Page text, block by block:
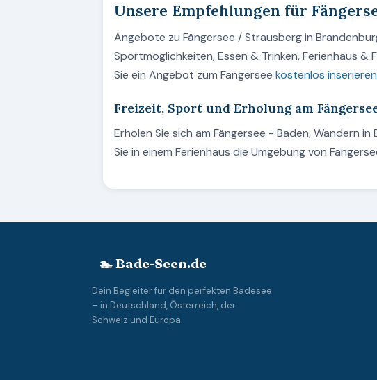
Unsere Empfehlungen für
Angebote zu Fängersee / Strausberg in
Sportmöglichkeiten, Essen & Trinken, Ferienhaus &
Sie ein Angebot zum Fängersee kostenlos inserieren
Freizeit, Sport und Erholung am
Erholen Sie sich am Fängersee - Baden, Wandern
Sie in einem Ferienhaus die Umgebung von
🏊 Bade-Seen.de
Dein Begleiter für den perfekten Badesee
– in Deutschland, Österreich, der
Schweiz und Europa.